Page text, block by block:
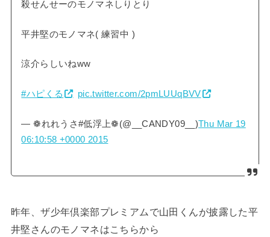
殺せんせーのモノマネしりとり
平井堅のモノマネ( 練習中 )
涼介らしいねww
#ハピくる pic.twitter.com/2pmLUUqBVV
— ❁れれうさ#低浮上❁(@__CANDY09__)Thu Mar 19
06:10:58 +0000 2015
昨年、ザ少年倶楽部プレミアムで山田くんが披露した平
井堅さんのモノマネはこちらから